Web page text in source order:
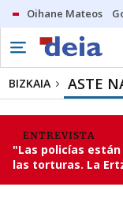
Oihane Mateos
BIZKAIA ASTE
ENTREVISTA
"Las policías
las torturas. La